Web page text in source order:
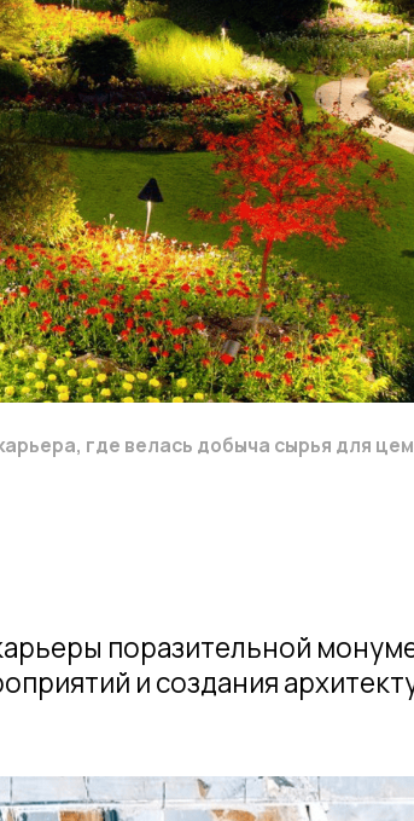
монументальной
и создания архитектурных
велась добыча сырья для цементного завода.